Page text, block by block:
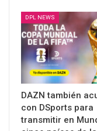
DPL NEWS
DAZN también
con DSports para
transmitir en